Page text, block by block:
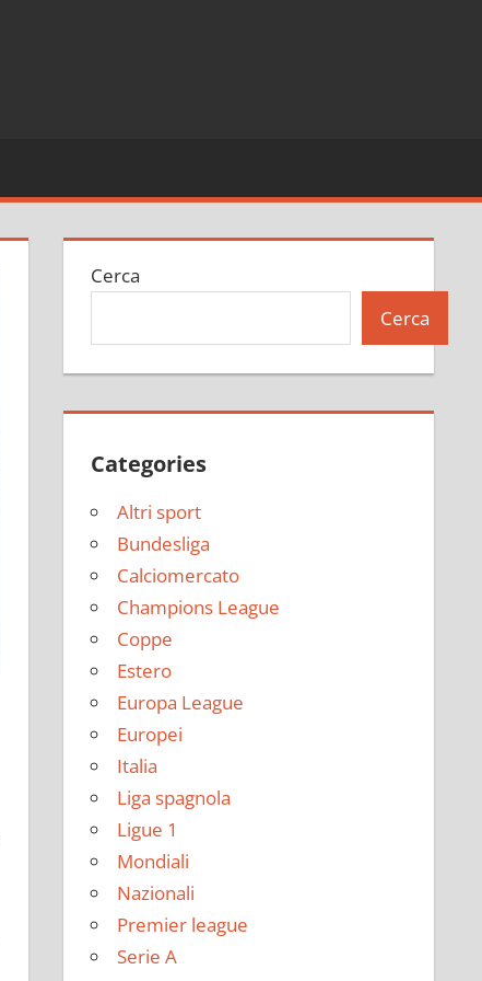
Cerca
Cerca
Categories
Altri sport
Bundesliga
Calciomercato
Champions League
Coppe
Estero
Europa League
Europei
Italia
Liga spagnola
Ligue 1
Mondiali
Nazionali
Premier league
Serie A